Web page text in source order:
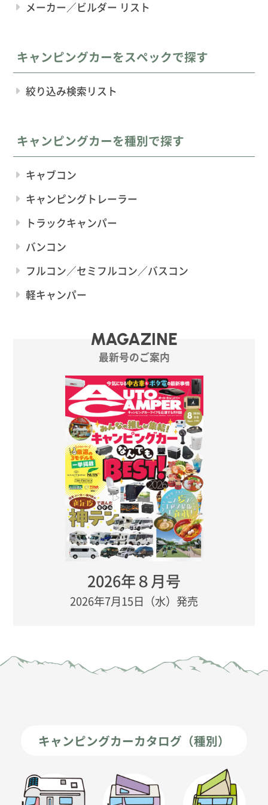
メーカー／ビルダー リスト
キャンピングカーをスペックで探す
絞り込み検索リスト
キャンピングカーを種別で探す
キャブコン
キャンピングトレーラー
トラックキャンパー
バンコン
フルコン／セミフルコン／バスコン
軽キャンパー
MAGAZINE
最新号のご案内
2026年８月号
2026年7月15日（水）発売
キャンピングカーカタログ（種別）